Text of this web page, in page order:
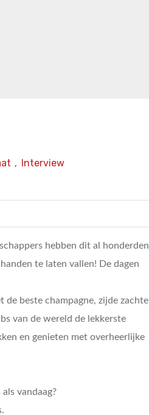
Interview
,
hebben dit al honderden
te laten vallen! De dagen
de beste champagne, zijde zachte
van de wereld de lekkerste
en genieten met overheerlijke
vandaag?